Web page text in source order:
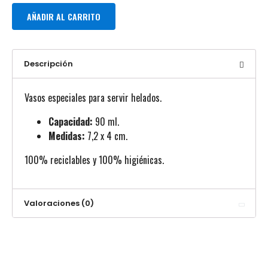
AÑADIR AL CARRITO
Descripción
Vasos especiales para servir helados.
Capacidad: 90 ml.
Medidas: 7,2 x 4 cm.
100% reciclables y 100% higiénicas.
Valoraciones (0)